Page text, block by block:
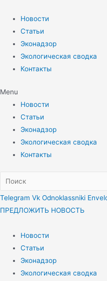
содержимому
Новости
Статьи
Эконадзор
Экологическая сводка
Контакты
Menu
Новости
Статьи
Эконадзор
Экологическая сводка
Контакты
Telegram Vk Odnoklassniki
ПРЕДЛОЖИТЬ НОВОСТЬ
Новости
Статьи
Эконадзор
Экологическая сводка